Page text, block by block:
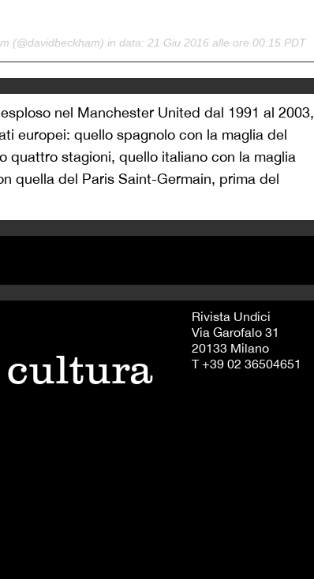
(@davidbeckham) in data: 21 Giu 2016 alle ore 00:15 PDT
nel Manchester United dal 1991 al 2003,
europei: quello spagnolo con la maglia del
quattro stagioni, quello italiano con la maglia
quella del Paris Saint-Germain, prima del
cultura
Rivista Undici
Via Garofalo 31
20133 Milano
T +39 02 36504651